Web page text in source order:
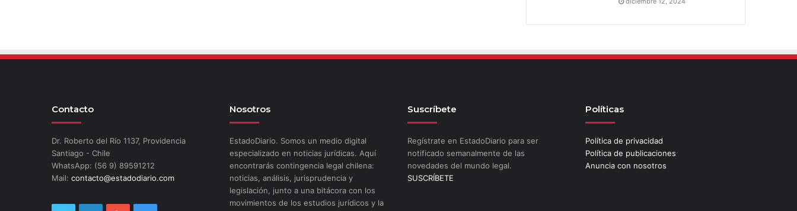
Contacto
Dr. Roberto del Río 1137, Providencia
Santiago - Chile
WhatsApp: (56 9) 89591212
Mail: contacto@estadodiario.com
Nosotros
EstadoDiario. Somos un medio digital
especializado en noticias jurídicas. Aquí
encontrarás contingencia legal chilena:
noticias, análisis, jurisprudencia y
legislación, junto a una bitácora con los
movimientos de los estudios jurídicos y la
Suscríbete
Regístrate en EstadoDiario para ser
notificado semanalmente de las
novedades del mundo legal.
SUSCRÍBETE
Políticas
Política de privacidad
Política de publicaciones
Anuncia con nosotros